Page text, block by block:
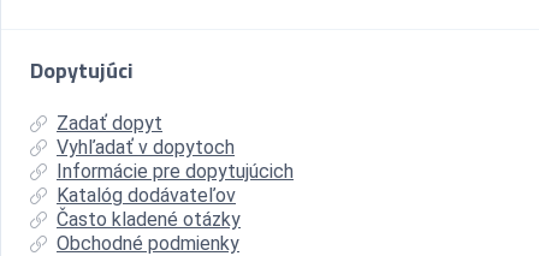
Dopytujúci
Zadať dopyt
Vyhľadať v dopytoch
Informácie pre dopytujúcich
Katalóg dodávateľov
Často kladené otázky
Obchodné podmienky